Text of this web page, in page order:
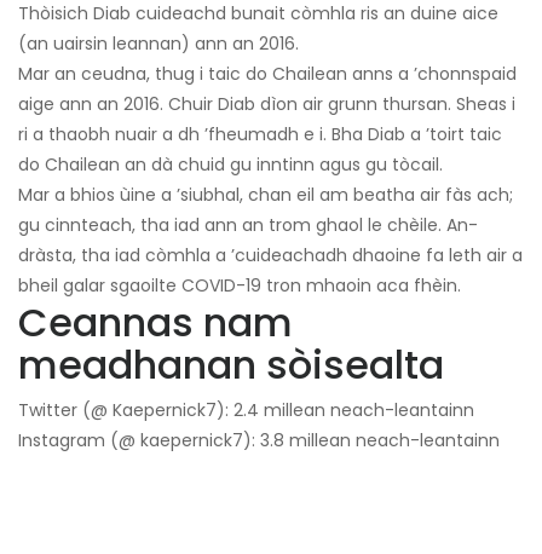
Thòisich Diab cuideachd bunait còmhla ris an duine aice
(an uairsin leannan) ann an 2016.
Mar an ceudna, thug i taic do Chailean anns a ’chonnspaid
aige ann an 2016. Chuir Diab dìon air grunn thursan. Sheas i
ri a thaobh nuair a dh ’fheumadh e i. Bha Diab a ’toirt taic
do Chailean an dà chuid gu inntinn agus gu tòcail.
Mar a bhios ùine a ’siubhal, chan eil am beatha air fàs ach;
gu cinnteach, tha iad ann an trom ghaol le chèile. An-
dràsta, tha iad còmhla a ’cuideachadh dhaoine fa leth air a
bheil galar sgaoilte COVID-19 tron ​​mhaoin aca fhèin.
Ceannas nam
meadhanan sòisealta
Twitter (@ Kaepernick7): 2.4 millean neach-leantainn
Instagram (@ kaepernick7): 3.8 millean neach-leantainn